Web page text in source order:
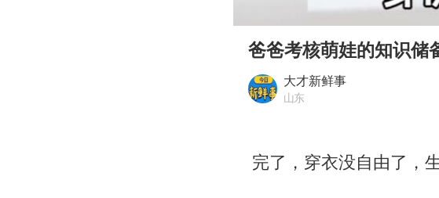
上半年国
刘浩存百
店主称换
爸爸考核萌娃的知识储
大才新鲜事
山东
完了，穿衣没自由了，